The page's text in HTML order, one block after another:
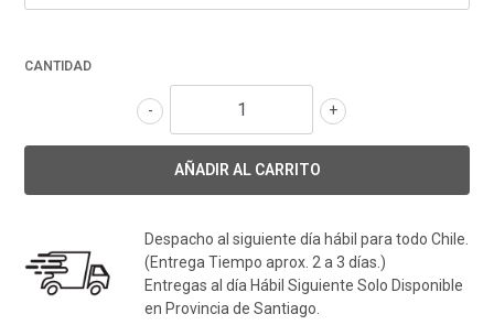
CANTIDAD
+
-
Despacho al siguiente día hábil para todo Chile.
(Entrega Tiempo aprox. 2 a 3 días.)
Entregas al día Hábil Siguiente Solo Disponible
en Provincia de Santiago.